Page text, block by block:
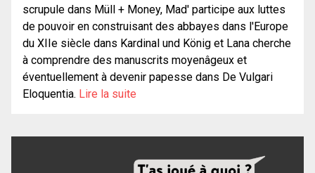
scrupule dans Müll + Money, Mad' participe aux luttes
de pouvoir en construisant des abbayes dans l'Europe
du XIIe siècle dans Kardinal und König et Lana cherche
à comprendre des manuscrits moyenâgeux et
éventuellement à devenir papesse dans De Vulgari
Eloquentia. Lire la suite